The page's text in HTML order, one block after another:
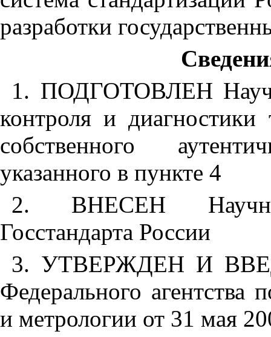
разработки
1. ПОДГОТОВЛЕН
контроля и диагностики
собственного
указанного в пункте 4
2. ВНЕСЕН Научно-
Госстандарта России
3. УТВЕРЖДЕН И
Федерального агентства
и метрологии от 31 мая